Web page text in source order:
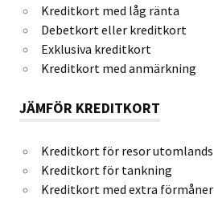
Kreditkort med låg ränta
Debetkort eller kreditkort
Exklusiva kreditkort
Kreditkort med anmärkning
JÄMFÖR KREDITKORT
Kreditkort för resor utomlands
Kreditkort för tankning
Kreditkort med extra förmåner